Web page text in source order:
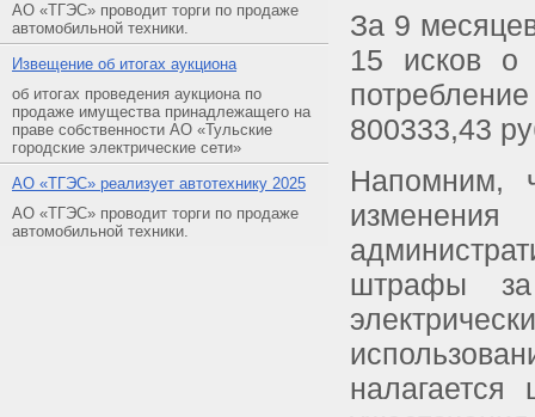
АО «ТГЭС» проводит торги по продаже
автомобильной техники.
Извещение об итогах аукциона
об итогах проведения аукциона по
продаже имущества принадлежащего на
праве собственности АО «Тульские
городские электрические сети»
АO «ТГЭС» реализует автотехнику 2025
АО «ТГЭС» проводит торги по продаже
автомобильной техники.
За 9
15 исков о
800333,43
Напомним,
штрафы за